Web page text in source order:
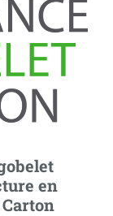
en